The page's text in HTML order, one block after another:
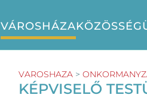
VÁROSHÁZAKÖZÖSSÉG
VAROSHAZA >
KÉPVISELŐ